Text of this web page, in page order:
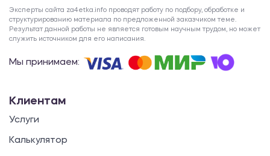
Эксперты сайта za4etka.info проводят работу по подбору, обработке и
структурированию материала по предложенной заказчиком теме.
Результат данной работы не является готовым научным трудом, но может
служить источником для его написания.
Мы принимаем:
Клиентам
Услуги
Калькулятор